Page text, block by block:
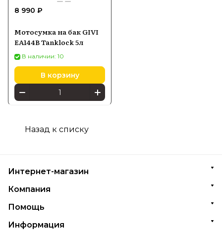
8 990 ₽
Мотосумка на бак GIVI
EA144B Tanklock 5л
В наличии: 10
В корзину
Назад к списку
Интернет-магазин
Компания
Помощь
Информация